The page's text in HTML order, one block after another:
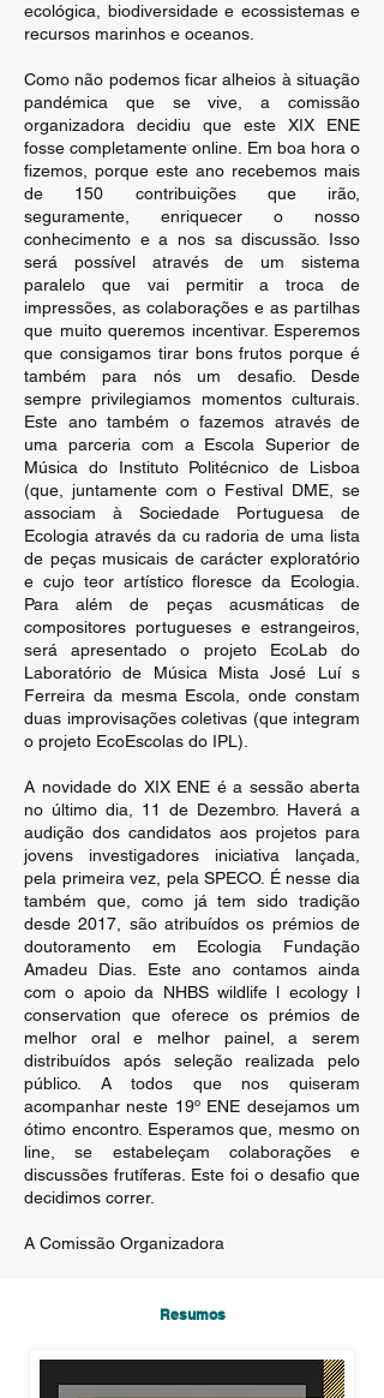
ecológica, biodiversidade e ecossistemas e
recursos marinhos e oceanos.
Como não podemos ficar alheios à situação
pandémica que se vive, a comissão
organizadora decidiu que este XIX ENE
fosse completamente online. Em boa hora o
fizemos, porque este ano recebemos mais
de 150 contribuições que irão,
seguramente, enriquecer o nosso
conhecimento e a nos sa discussão. Isso
será possível através de um sistema
paralelo que vai permitir a troca de
impressões, as colaborações e as partilhas
que muito queremos incentivar. Esperemos
que consigamos tirar bons frutos porque é
também para nós um desafio. Desde
sempre privilegiamos momentos culturais.
Este ano também o fazemos através de
uma parceria com a Escola Superior de
Música do Instituto Politécnico de Lisboa
(que, juntamente com o Festival DME, se
associam à Sociedade Portuguesa de
Ecologia através da cu radoria de uma lista
de peças musicais de carácter exploratório
e cujo teor artístico floresce da Ecologia.
Para além de peças acusmáticas de
compositores portugueses e estrangeiros,
será apresentado o projeto EcoLab do
Laboratório de Música Mista José Luí s
Ferreira da mesma Escola, onde constam
duas improvisações coletivas (que integram
o projeto EcoEscolas do IPL).
A novidade do XIX ENE é a sessão aberta
no último dia, 11 de Dezembro. Haverá a
audição dos candidatos aos projetos para
jovens investigadores iniciativa lançada,
pela primeira vez, pela SPECO. É nesse dia
também que, como já tem sido tradição
desde 2017, são atribuídos os prémios de
doutoramento em Ecologia Fundação
Amadeu Dias. Este ano contamos ainda
com o apoio da NHBS wildlife l ecology l
conservation que oferece os prémios de
melhor oral e melhor painel, a serem
distribuídos após seleção realizada pelo
público. A todos que nos quiseram
acompanhar neste 19º ENE desejamos um
ótimo encontro. Esperamos que, mesmo on
line, se estabeleçam colaborações e
discussões frutíferas. Este foi o desafio que
decidimos correr.
A Comissão Organizadora
Resumos